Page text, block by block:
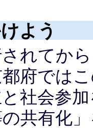
よう
れてか
府では
社会参
共有化